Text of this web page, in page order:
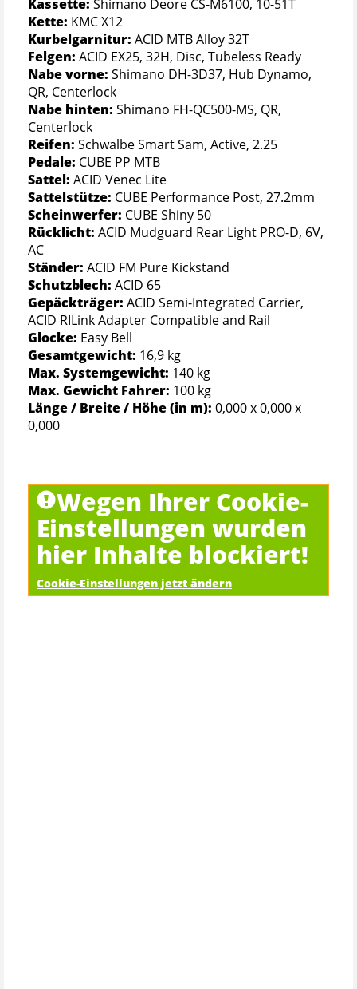
Kassette: Shimano Deore CS-M6100, 10-51T
Kette: KMC X12
Kurbelgarnitur: ACID MTB Alloy 32T
Felgen: ACID EX25, 32H, Disc, Tubeless Ready
Nabe vorne: Shimano DH-3D37, Hub Dynamo,
QR, Centerlock
Nabe hinten: Shimano FH-QC500-MS, QR,
Centerlock
Reifen: Schwalbe Smart Sam, Active, 2.25
Pedale: CUBE PP MTB
Sattel: ACID Venec Lite
Sattelstütze: CUBE Performance Post, 27.2mm
Scheinwerfer: CUBE Shiny 50
Rücklicht: ACID Mudguard Rear Light PRO-D, 6V,
AC
Ständer: ACID FM Pure Kickstand
Schutzblech: ACID 65
Gepäckträger: ACID Semi-Integrated Carrier,
ACID RILink Adapter Compatible and Rail
Glocke: Easy Bell
Gesamtgewicht: 16,9 kg
Max. Systemgewicht: 140 kg
Max. Gewicht Fahrer: 100 kg
Länge / Breite / Höhe (in m): 0,000 x 0,000 x
0,000
Wegen Ihrer Cookie-
Einstellungen wurden
hier Inhalte blockiert!
Cookie-Einstellungen jetzt ändern